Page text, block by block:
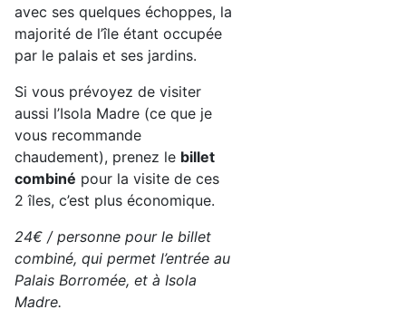
avec ses quelques échoppes, la
majorité de l’île étant occupée
par le palais et ses jardins.
Si vous prévoyez de visiter
aussi l’Isola Madre (ce que je
vous recommande
chaudement), prenez le billet
combiné pour la visite de ces
2 îles, c’est plus économique.
24€ / personne pour le billet
combiné, qui permet l’entrée au
Palais Borromée, et à Isola
Madre.